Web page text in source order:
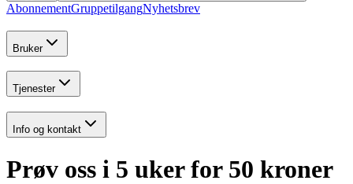
AbonnementGruppetilgangNyhetsbrev
Bruker
Tjenester
Info og kontakt
Prøv oss i 5 uker for 50 kroner